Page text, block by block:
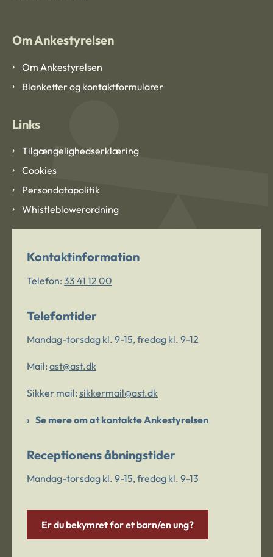
Om Ankestyrelsen
Om Ankestyrelsen
Blanketter og kontaktformularer
Links
Tilgængelighedserklæring
Cookies
Persondatapolitik
Whistleblowerordning
Kontaktinformation
Telefon: 33 41 12 00
Telefontider
Mandag-torsdag kl. 9-15, fredag kl. 9-12
Mail: ast@ast.dk
Sikker mail: sikkermail@ast.dk
Se mere om at kontakte Ankestyrelsen
Receptionens åbningstider
Mandag-torsdag kl. 9-15, fredag kl. 9-13
Er du bekymret for et barn/en ung?